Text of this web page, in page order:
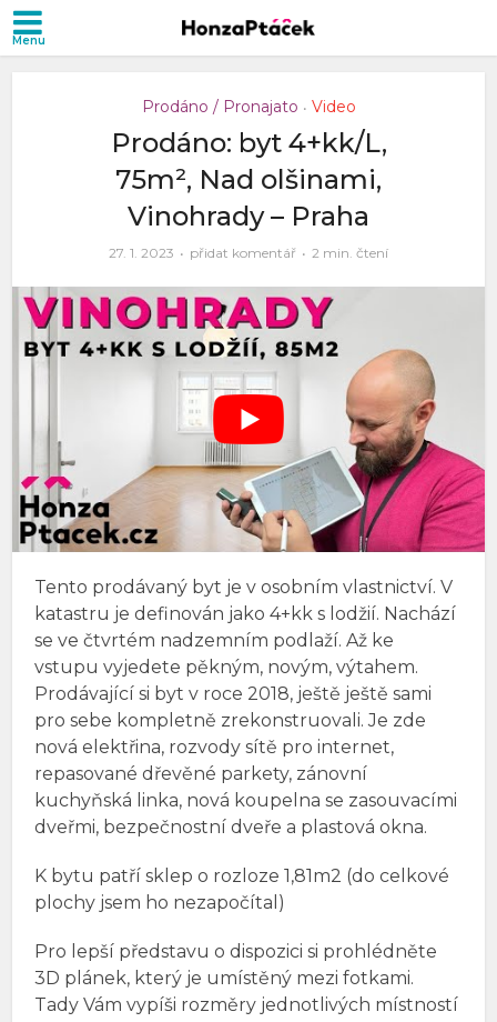
Prodáno / Pronajato • Video
Prodáno: byt 4+kk/L,
75m², Nad olšinami,
Vinohrady – Praha
27. 1. 2023 přidat komentář 2 min. čtení
Tento prodávaný byt je v osobním vlastnictví. V
katastru je definován jako 4+kk s lodžií. Nachází
se ve čtvrtém nadzemním podlaží. Až ke
vstupu vyjedete pěkným, novým, výtahem.
Prodávající si byt v roce 2018, ještě ještě sami
pro sebe kompletně zrekonstruovali. Je zde
nová elektřina, rozvody sítě pro internet,
repasované dřevěné parkety, zánovní
kuchyňská linka, nová koupelna se zasouvacími
dveřmi, bezpečnostní dveře a plastová okna.
K bytu patří sklep o rozloze 1,81m2 (do celkové
plochy jsem ho nezapočítal)
Pro lepší představu o dispozici si prohlédněte
3D plánek, který je umístěný mezi fotkami.
Tady Vám vypíši rozměry jednotlivých místností